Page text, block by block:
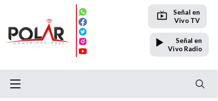
Señal en
Vivo TV
Señal en
Vivo Radio